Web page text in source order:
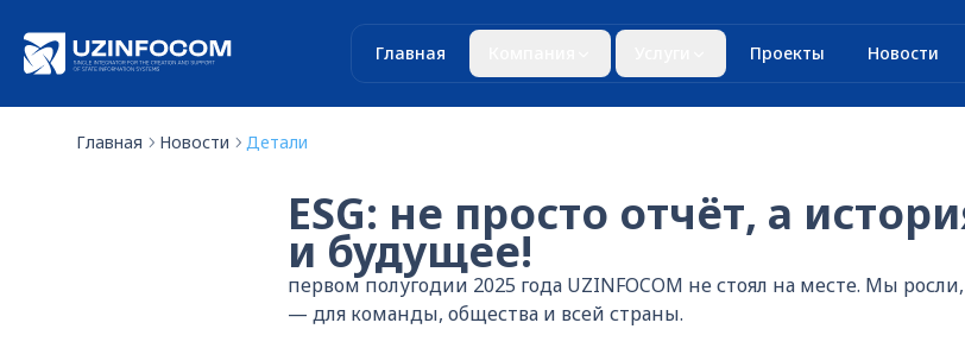
Главная Проекты Новости
Главная Новости Детали
ESG: не просто отчёт, а
и будущее!
первом полугодии 2025 года UZINFOCOM не стоял на месте. Мы
— для команды, общества и всей страны.